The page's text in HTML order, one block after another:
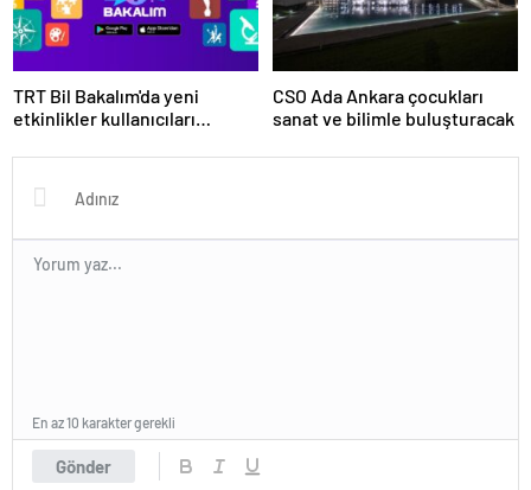
TRT Bil Bakalım'da yeni
etkinlikler kullanıcıları
CSO Ada Ankara çocukları
sanat ve bilimle buluşturacak
Gönder
En az 10 karakter gerekli